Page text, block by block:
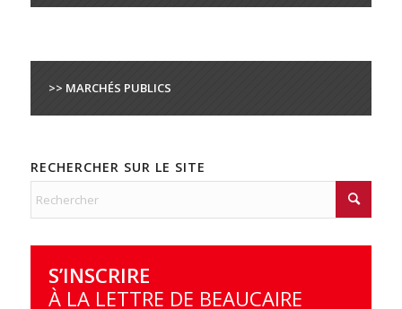
>> MARCHÉS PUBLICS
RECHERCHER SUR LE SITE
S’INSCRIRE
À LA LETTRE DE BEAUCAIRE